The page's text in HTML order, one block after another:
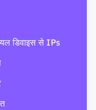
डिवाइस से IPs